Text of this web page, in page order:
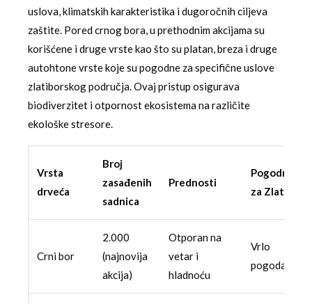
uslova, klimatskih karakteristika i dugoročnih ciljeva
zaštite. Pored crnog bora, u prethodnim akcijama su
korišćene i druge vrste kao što su platan, breza i druge
autohtone vrste koje su pogodne za specifične uslove
zlatiborskog područja. Ovaj pristup osigurava
biodiverzitet i otpornost ekosistema na različite
ekološke stresore.
Vrsta
drveća
Broj
zasađenih
sadnica
Prednosti
Pogodnost
za Zlatibor
Crni bor
2.000
(najnovija
akcija)
Otporan na
vetar i
hladnoću
Vrlo
pogodan